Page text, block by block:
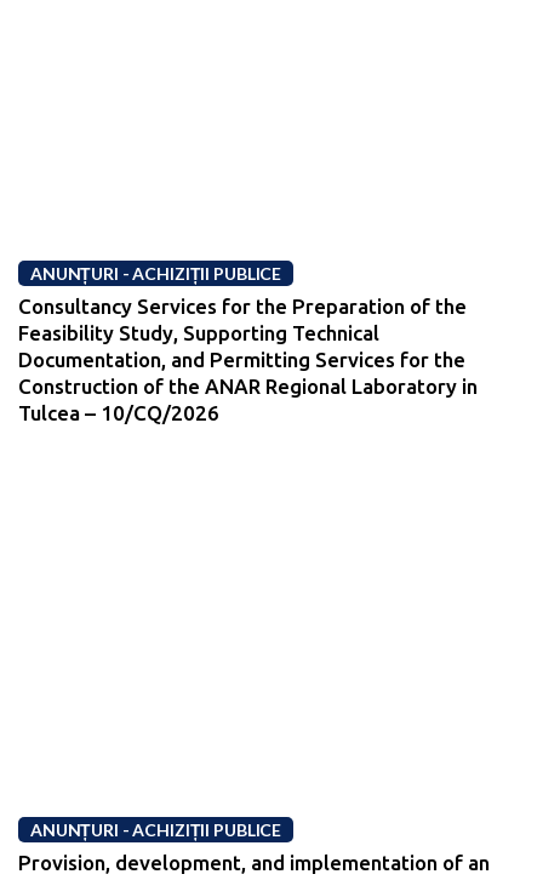
ANUNȚURI - ACHIZIȚII PUBLICE
Consultancy Services for the Preparation of the
Feasibility Study, Supporting Technical
Documentation, and Permitting Services for the
Construction of the ANAR Regional Laboratory in
Tulcea – 10/CQ/2026
ANUNȚURI - ACHIZIȚII PUBLICE
Provision, development, and implementation of an